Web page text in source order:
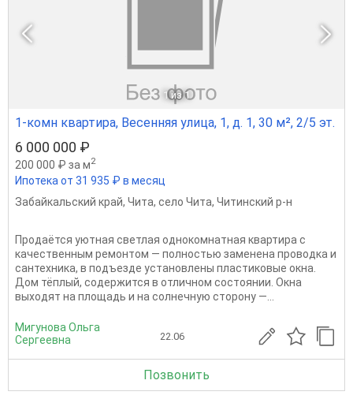
1 из 1
1-комн квартира, Весенняя улица, 1, д. 1, 30 м², 2/5 эт.
6 000 000 ₽
200 000 ₽ за м2
Ипотека от 31 935 ₽ в месяц
Забайкальский край, Чита, село Чита, Читинский р-н
Продаётся уютная светлая однокомнатная квартира с
качественным ремонтом — полностью заменена проводка и
сантехника, в подъезде установлены пластиковые окна.
Дом тёплый, содержится в отличном состоянии. Окна
выходят на площадь и на солнечную сторону —...
Мигунова Ольга
Сергеевна
22.06
Позвонить